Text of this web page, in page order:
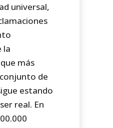
universal,
la
más
de
estando
real. En